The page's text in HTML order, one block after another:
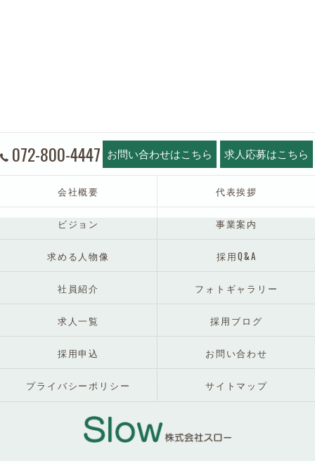
072-800-4447 お問い合わせはこちら 求人応募はこちら
会社概要 代表挨拶
ビジョン 事業案内
求める人物像 採用Q&A
社員紹介 フォトギャラリー
求人一覧 採用ブログ
採用申込 お問い合わせ
プライバシーポリシー サイトマップ